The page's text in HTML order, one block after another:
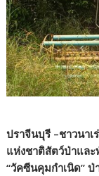
ปราจีนบุรี –ชาวนา
แห่งชาติสัตว์ป่าแล
“วัคซีนคุมกำเนิด”